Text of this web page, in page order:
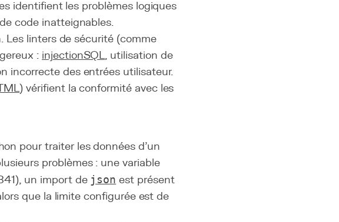
identifient les problèmes logiques
code inatteignables.
Les linters de sécurité (comme
: injectionSQL, utilisation de
incorrecte des entrées utilisateur.
) vérifient la conformité avec les
pour traiter les données d'un
problèmes : une variable
un import de json est présent
que la limite configurée est de